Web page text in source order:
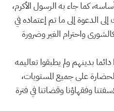
كما جاء به الرسول الأكرم،
الدعوة إلى ما تم إعتماده في
واحترام الغير وضرورة
بدينهم ولم يطبقوا تعاليمه
على جميع المستويات،
وفقهاؤنا وقضاتنا في فترة